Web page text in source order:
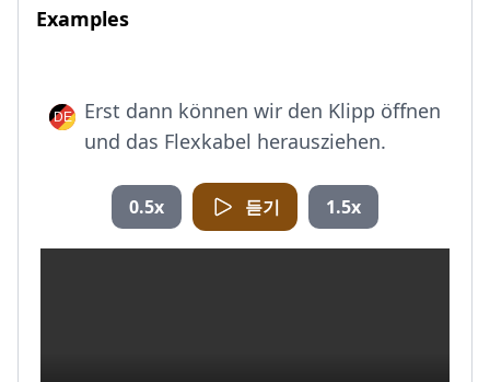
Examples
Erst dann können wir den Klipp öffnen
und das Flexkabel herausziehen.
0.5x 듣기 1.5x